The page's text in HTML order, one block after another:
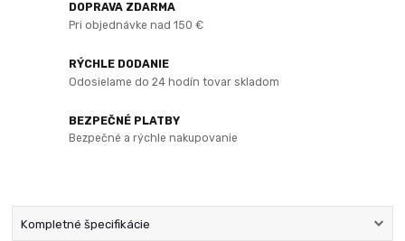
DOPRAVA ZDARMA
Pri objednávke nad 150 €
RÝCHLE DODANIE
Odosielame do 24 hodín tovar skladom
BEZPEČNÉ PLATBY
Bezpečné a rýchle nakupovanie
Kompletné špecifikácie